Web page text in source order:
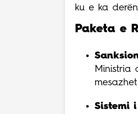
ku e ka
Paketa e
Ministria
Sistemi